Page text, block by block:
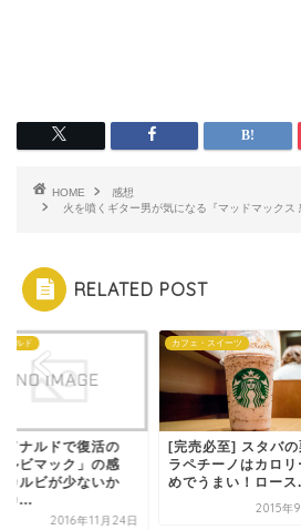
HOME
感想
火を噴くギター男が気になる『マッドマックス
RELATED POST
ナルド
ドナルドで復活の
ルビマック」の感
カルビが少ないか
カ...
2016年11月24日
カフェ・スイーツ
[完売必至] スタバの
ラペチーノはカロリ
めでうまい！ロース
2015年